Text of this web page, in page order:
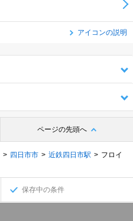
アイコンの説明
ページの先頭へ
四日市市 近鉄四日市駅
フロイ
保存中の条件